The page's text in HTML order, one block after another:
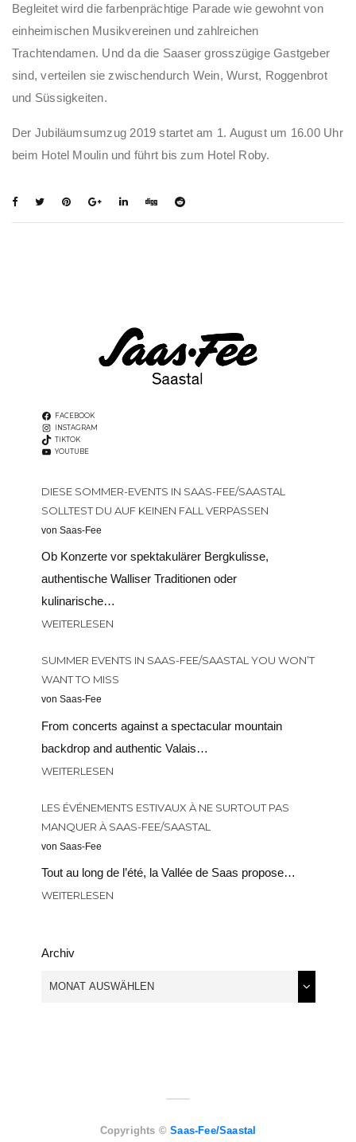
Begleitet wird die farbenprächtige Parade wie gewohnt von
einheimischen Musikvereinen und zahlreichen
Trachtendamen. Und da die Saaser grosszügige Gastgeber
sind, verteilen sie zwischendurch Wein, Wurst, Roggenbrot
und Süssigkeiten.
Der Jubiläumsumzug 2019 startet am 1. August um 16.00 Uhr
beim Hotel Moulin und führt bis zum Hotel Roby.
FACEBOOK
INSTAGRAM
TIKTOK
YOUTUBE
DIESE SOMMER-EVENTS IN SAAS-FEE/SAASTAL
SOLLTEST DU AUF KEINEN FALL VERPASSEN
von Saas-Fee
Ob Konzerte vor spektakulärer Bergkulisse,
authentische Walliser Traditionen oder
kulinarische…
WEITERLESEN
SUMMER EVENTS IN SAAS-FEE/SAASTAL YOU WON’T
WANT TO MISS
von Saas-Fee
From concerts against a spectacular mountain
backdrop and authentic Valais…
WEITERLESEN
LES ÉVÉNEMENTS ESTIVAUX À NE SURTOUT PAS
MANQUER À SAAS-FEE/SAASTAL
von Saas-Fee
Tout au long de l’été, la Vallée de Saas propose…
WEITERLESEN
Archiv
Copyrights ©Saas-Fee/Saastal